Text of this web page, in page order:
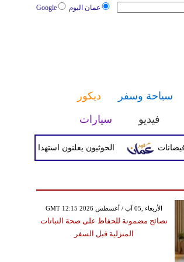
عمان اليوم Google
سياحة وسفر
ديكور
فيديو سيارات
الحوثيون يعلنون استهداف هدف حساس
GMT 12:15 2026 الأربعاء ,05 آب / أغسطس
نصائح مضمونة للحفاظ على صحة النباتات
المنزلية قبل السفر